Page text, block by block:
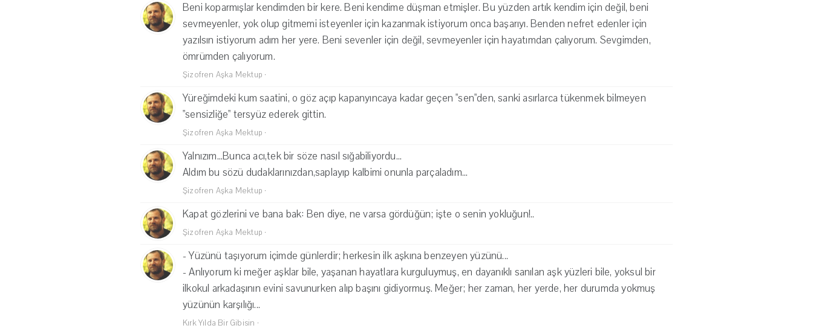
Beni koparmışlar kendimden bir kere. Beni kendime düşman etmişler. Bu yüzden artık kendim için değil, beni
sevmeyenler, yok olup gitmemi isteyenler için kazanmak istiyorum onca başarıyı. Benden nefret edenler için
yazılsın istiyorum adım her yere. Beni sevenler için değil, sevmeyenler için hayatımdan çalıyorum. Sevgimden,
ömrümden çalıyorum.
Şizofren Aşka Mektup ·
Yüreğimdeki kum saatini, o göz açıp kapanyıncaya kadar geçen "sen"den, sanki asırlarca tükenmek bilmeyen
"sensizliğe" tersyüz ederek gittin.
Şizofren Aşka Mektup ·
Yalnızım...Bunca acı,tek bir söze nasıl sığabiliyordu...
Aldım bu sözü dudaklarınızdan,saplayıp kalbimi onunla parçaladım...
Şizofren Aşka Mektup ·
Kapat gözlerini ve bana bak: Ben diye, ne varsa gördüğün; işte o senin yokluğun!..
Şizofren Aşka Mektup ·
- Yüzünü taşıyorum içimde günlerdir; herkesin ilk aşkına benzeyen yüzünü...
- Anlıyorum ki meğer aşklar bile, yaşanan hayatlara kurguluymuş, en dayanıklı sanılan aşk yüzleri bile, yoksul bir
ilkokul arkadaşının evini savunurken alıp başını gidiyormuş. Meğer; her zaman, her yerde, her durumda yokmuş
yüzünün karşılığı...
Kırk Yılda Bir Gibisin ·